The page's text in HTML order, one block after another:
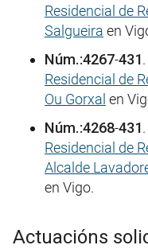
Residencial de
Salgueira en
Núm.:4267-431
Residencial de
Ou Gorxal en
Núm.:4268-431
Residencial de
Alcalde
en Vigo.
Actuacións